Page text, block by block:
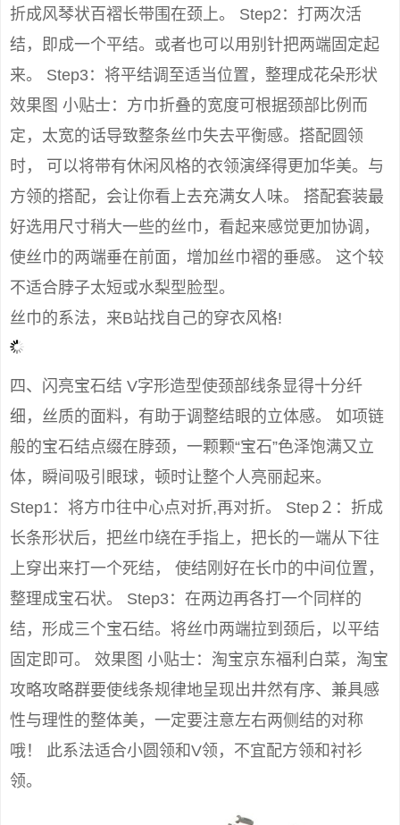
折成风琴状百褶长带围在颈上。 Step2：打两次活
结，即成一个平结。或者也可以用别针把两端固定起
来。 Step3：将平结调至适当位置，整理成花朵形状
效果图 小贴士：方巾折叠的宽度可根据颈部比例而
定，太宽的话导致整条丝巾失去平衡感。搭配圆领
时， 可以将带有休闲风格的衣领演绎得更加华美。与
方领的搭配，会让你看上去充满女人味。 搭配套装最
好选用尺寸稍大一些的丝巾，看起来感觉更加协调，
使丝巾的两端垂在前面，增加丝巾褶的垂感。 这个较
不适合脖子太短或水梨型脸型。
丝巾的系法，来B站找自己的穿衣风格!
四、闪亮宝石结 V字形造型使颈部线条显得十分纤
细，丝质的面料，有助于调整结眼的立体感。 如项链
般的宝石结点缀在脖颈，一颗颗“宝石”色泽饱满又立
体，瞬间吸引眼球，顿时让整个人亮丽起来。
Step1：将方巾往中心点对折,再对折。 Step２：折成
长条形状后，把丝巾绕在手指上，把长的一端从下往
上穿出来打一个死结， 使结刚好在长巾的中间位置，
整理成宝石状。 Step3：在两边再各打一个同样的
结，形成三个宝石结。将丝巾两端拉到颈后，以平结
固定即可。 效果图 小贴士：淘宝京东福利白菜，淘宝
攻略攻略群要使线条规律地呈现出井然有序、兼具感
性与理性的整体美，一定要注意左右两侧结的对称
哦！ 此系法适合小圆领和V领，不宜配方领和衬衫
领。